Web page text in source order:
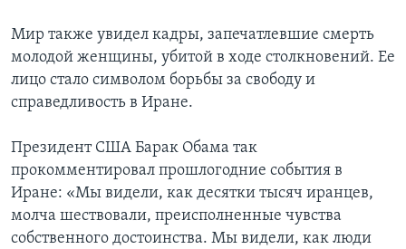
Мир также увидел кадры, запечатлевшие смерть
молодой женщины, убитой в ходе столкновений. Ее
лицо стало символом борьбы за свободу и
справедливость в Иране.
Президент США Барак Обама так
прокомментировал прошлогодние события в
Иране: «Мы видели, как десятки тысяч иранцев,
молча шествовали, преисполненные чувства
собственного достоинства. Мы видели, как люди